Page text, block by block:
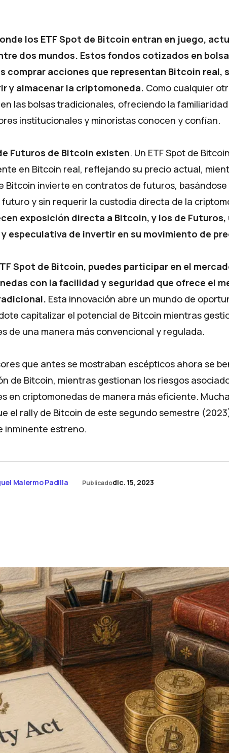
los ETF Spot de Bitcoin entran en juego,
dos mundos. Estos fondos cotizados en
comprar acciones que representan Bitcoin real,
y almacenar la criptomoneda. Como cualquier
las bolsas tradicionales, ofreciendo la
institucionales y minoristas conocen y confían.
Futuros de Bitcoin existen. Un ETF Spot de
en Bitcoin real, reflejando su precio actual,
Bitcoin invierte en contratos de futuros,
futuro y sin requerir la custodia directa de la
exposición directa a Bitcoin, y los de Futuros,
especulativa de invertir en su movimiento de
Spot de Bitcoin, puedes participar en el
con la facilidad y seguridad que ofrece el
Esta innovación abre un mundo de
capitalizar el potencial de Bitcoin mientras
de una manera más convencional y regulada.
que antes se mostraban escépticos ahora se
de Bitcoin, mientras gestionan los riesgos
en criptomonedas de manera más eficiente.
el rally de Bitcoin de este segundo semestre
inminente estreno.
Malermo Padilla Publicadodic. 15, 2023